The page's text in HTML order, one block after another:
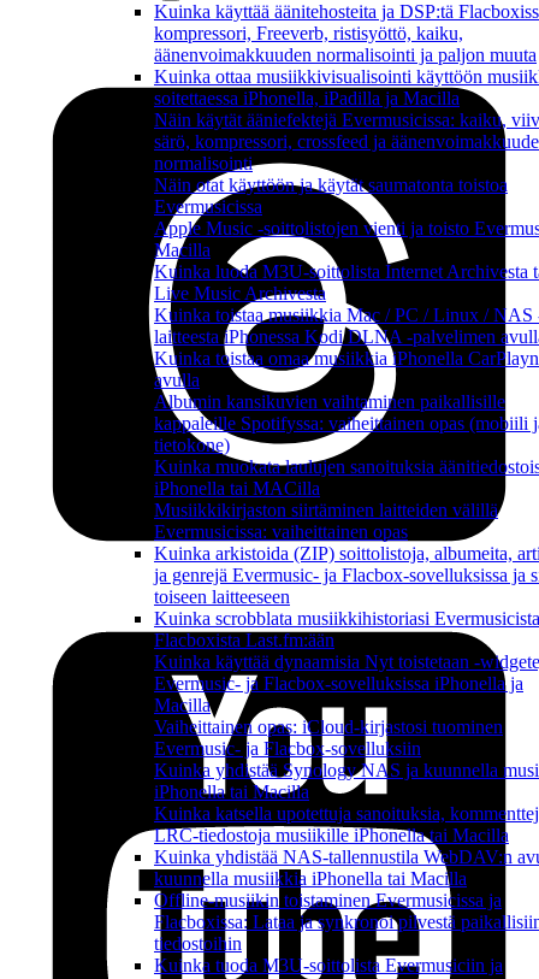
Kuinka käyttää äänitehosteita ja DSP:tä
kompressori, Freeverb, ristisyöttö, kaiku,
äänenvoimakkuuden normalisointi ja paljon muuta
Kuinka ottaa musiikkivisualisointi käyttöön
soitettaessa iPhonella, iPadilla ja Macilla
Näin käytät ääniefektejä Evermusicissa: kaiku,
särö, kompressori, crossfeed ja
normalisointi
Näin otat käyttöön ja käytät saumatonta toistoa
Evermusicissa
Apple Music -soittolistojen vienti ja toisto
Macilla
Kuinka luoda M3U-soittolista Internet Archivesta
Live Music Archivesta
Kuinka toistaa musiikkia Mac / PC / Linux / NAS
laitteesta iPhonessa Kodi DLNA -palvelimen
Kuinka toistaa omaa musiikkia iPhonella CarPlayn
avulla
Albumin kansikuvien vaihtaminen paikallisille
kappaleille Spotifyssa: vaiheittainen opas (mobiili
tietokone)
Kuinka muokata laulujen sanoituksia
iPhonella tai MACilla
Musiikkikirjaston siirtäminen laitteiden välillä
Evermusicissa: vaiheittainen opas
Kuinka arkistoida (ZIP) soittolistoja, albumeita,
ja genrejä Evermusic- ja Flacbox-sovelluksissa ja
toiseen laitteeseen
Kuinka scrobblata musiikkihistoriasi
Flacboxista Last.fm:ään
Kuinka käyttää dynaamisia Nyt toistetaan -
Evermusic- ja Flacbox-sovelluksissa iPhonella ja
Macilla
Vaiheittainen opas: iCloud-kirjastosi tuominen
Evermusic- ja Flacbox-sovelluksiin
Kuinka yhdistää Synology NAS ja kuunnella
iPhonella tai Macilla
Kuinka katsella upotettuja sanoituksia,
LRC-tiedostoja musiikille iPhonella tai Macilla
Kuinka yhdistää NAS-tallennustila WebDAV:n
kuunnella musiikkia iPhonella tai Macilla
Offline-musiikin toistaminen Evermusicissa ja
Flacboxissa: Lataa ja synkronoi pilvestä
tiedostoihin
Kuinka tuoda M3U-soittolista Evermusiciin ja